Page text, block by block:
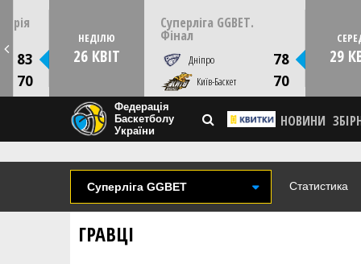
83
70
15:00
НЕДІЛЮ
26 КВІТ
Суперліга GGBET.
Фінал
Дніпро 78
Київ-Баскет 70
НЕДІЛЮ 26 квітня
СТАТИСТИКА
29
Федерація
Баскетболу
України
НОВИНИ
Суперліга GGBET Статистика
ГРАВЦІ